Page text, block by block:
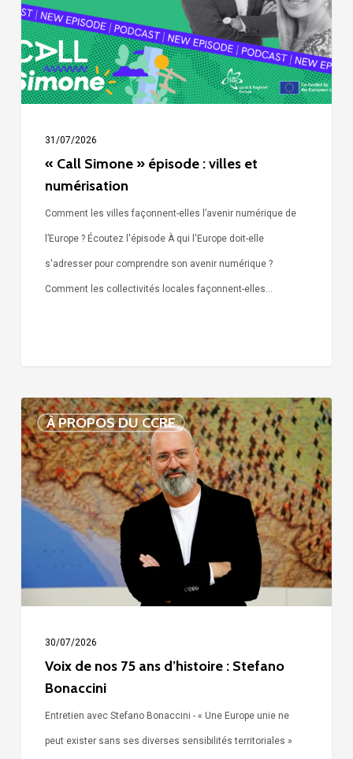
villes
et
numérisation
31/07/2026
« Call Simone » épisode : villes et
numérisation
Comment les villes façonnent-elles l’avenir numérique de
l’Europe ? Écoutez l'épisode À qui l'Europe doit-elle
s'adresser pour comprendre son avenir numérique ?
Comment les collectivités locales façonnent-elles…
À PROPOS DU CCRE
Voix
de
nos
75
ans
d’histoire
Stefano
Bonaccini
30/07/2026
Voix de nos 75 ans d’histoire : Stefano
Bonaccini
Entretien avec Stefano Bonaccini - « Une Europe unie ne
peut exister sans ses diverses sensibilités territoriales »